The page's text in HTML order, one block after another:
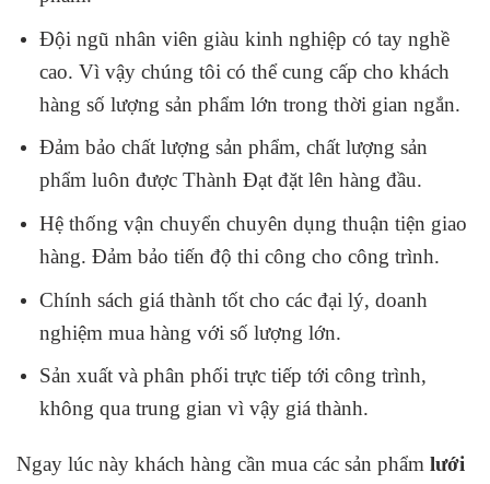
Đội ngũ nhân viên giàu kinh nghiệp có tay nghề
cao. Vì vậy chúng tôi có thể cung cấp cho khách
hàng số lượng sản phẩm lớn trong thời gian ngắn.
Đảm bảo chất lượng sản phẩm, chất lượng sản
phẩm luôn được Thành Đạt đặt lên hàng đầu.
Hệ thống vận chuyển chuyên dụng thuận tiện giao
hàng. Đảm bảo tiến độ thi công cho công trình.
Chính sách giá thành tốt cho các đại lý, doanh
nghiệm mua hàng với số lượng lớn.
Sản xuất và phân phối trực tiếp tới công trình,
không qua trung gian vì vậy giá thành.
Ngay lúc này khách hàng cần mua các sản phẩm lưới